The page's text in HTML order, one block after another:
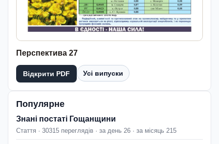
Перспектива 27
Відкрити PDF Усі випуски
Популярне
Знані постаті Гощанщини
Стаття · 30315 переглядів · за день 26 · за місяць 215